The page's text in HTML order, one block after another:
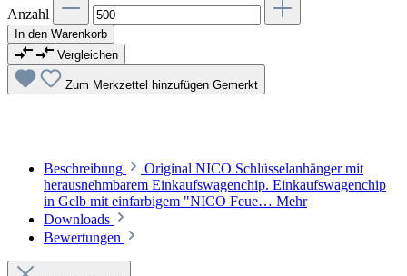
Anzahl
In den Warenkorb
Vergleichen
Zum Merkzettel hinzufügen Gemerkt
Beschreibung
Original NICO Schlüsselanhänger mit
herausnehmbarem Einkaufswagenchip. Einkaufswagenchip
in Gelb mit einfarbigem "NICO Feue… Mehr
Downloads
Bewertungen